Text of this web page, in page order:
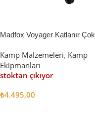
Madfox Voyager Katlanır Çok
[Vagon] BLACK
Kamp Malzemeleri, Kamp
Ekipmanları
stoktan çıkıyor
₺4.495,00